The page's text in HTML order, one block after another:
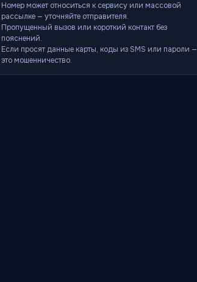
Номер может относиться к сервису или массовой
рассылке — уточняйте отправителя.
Пропущенный вызов или короткий контакт без
пояснений.
Если просят данные карты, коды из SMS или пароли —
это мошенничество.